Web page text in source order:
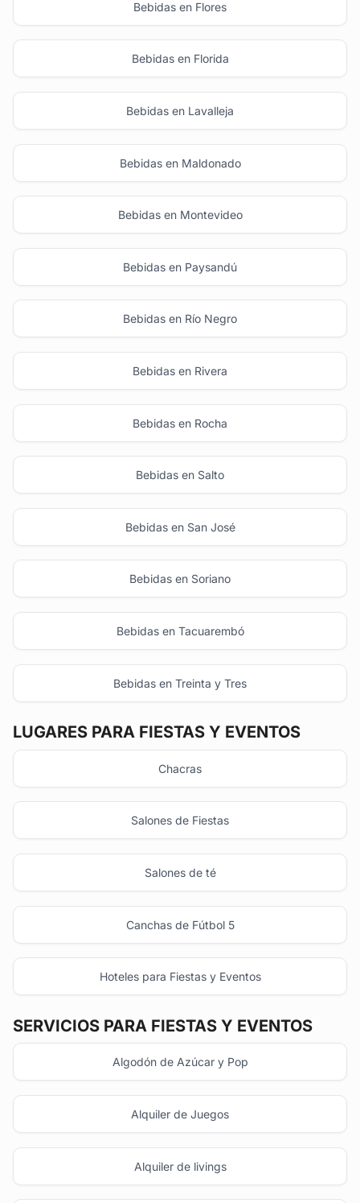
Bebidas en Flores
Bebidas en Florida
Bebidas en Lavalleja
Bebidas en Maldonado
Bebidas en Montevideo
Bebidas en Paysandú
Bebidas en Río Negro
Bebidas en Rivera
Bebidas en Rocha
Bebidas en Salto
Bebidas en San José
Bebidas en Soriano
Bebidas en Tacuarembó
Bebidas en Treinta y Tres
LUGARES PARA FIESTAS Y EVENTOS
Chacras
Salones de Fiestas
Salones de té
Canchas de Fútbol 5
Hoteles para Fiestas y Eventos
SERVICIOS PARA FIESTAS Y EVENTOS
Algodón de Azúcar y Pop
Alquiler de Juegos
Alquiler de livings